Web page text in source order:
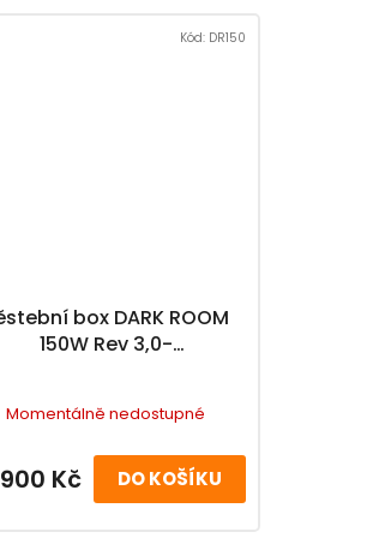
box DARK ROOM
150W Rev 3,0-
Momentálně nedostupné
DO KOŠÍKU
Kč
Kód: DR150